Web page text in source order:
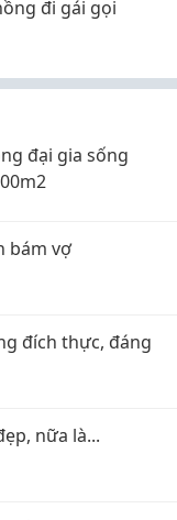
đi gái gọi
đại gia sống
bám vợ
đích thực, đáng
nữa là...